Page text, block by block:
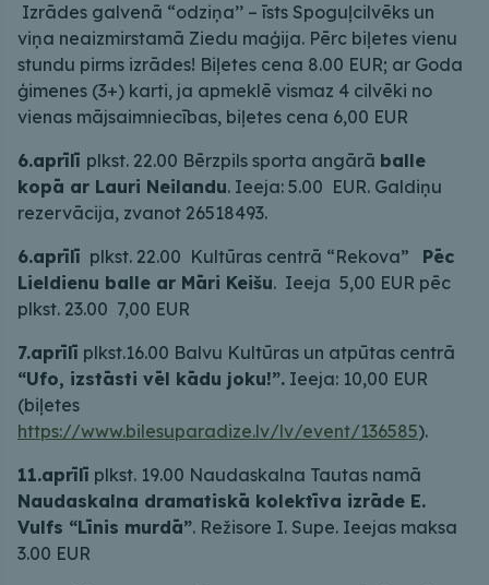
Izrādes galvenā “odziņa’’ – īsts Spoguļcilvēks un
viņa neaizmirstamā Ziedu maģija. Pērc biļetes vienu
stundu pirms izrādes! Biļetes cena 8.00 EUR; ar Goda
ģimenes (3+) karti, ja apmeklē vismaz 4 cilvēki no
vienas mājsaimniecības, biļetes cena 6,00 EUR
6.aprīlī plkst. 22.00 Bērzpils sporta angārā balle
kopā ar Lauri Neilandu. Ieeja: 5.00 EUR. Galdiņu
rezervācija, zvanot 26518493.
6.aprīlī plkst. 22.00 Kultūras centrā “Rekova” Pēc
Lieldienu balle ar Māri Keišu. Ieeja 5,00 EUR pēc
plkst. 23.00 7,00 EUR
7.aprīlī plkst.16.00 Balvu Kultūras un atpūtas centrā
“Ufo, izstāsti vēl kādu joku!”. Ieeja: 10,00 EUR
(biļetes
https://www.bilesuparadize.lv/lv/event/136585).
11.aprīlī plkst. 19.00 Naudaskalna Tautas namā
Naudaskalna dramatiskā kolektīva izrāde E.
Vulfs “Līnis murdā”. Režisore I. Supe. Ieejas maksa
3.00 EUR